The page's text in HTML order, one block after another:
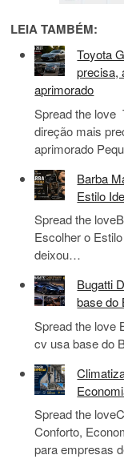
LEIA TAMBÉM:
Toyota
precisa,
aprimorado
Spread the love
direção mais
aprimorado
Barba
Estilo
Spread the
Escolher o
deixou…
Bugatti
base do
Spread the love
cv usa base do
Spread the
Conforto,
para empresas